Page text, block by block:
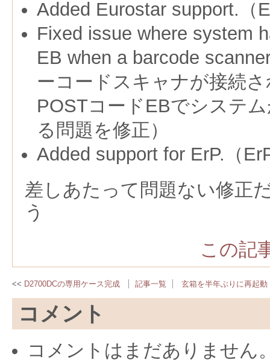
Added Eurostar support.（
Fixed issue where system
EB when a barcode
ーコードスキャナが接続
POSTコード EBでシステ
る問題を修正）
Added support for ErP.（
差しあたって問題ない修正
う
この記
D2700DCの専用ケース完成 記事一覧 玄箱を半年ぶりに再起動
コメント
コメントはまだありません